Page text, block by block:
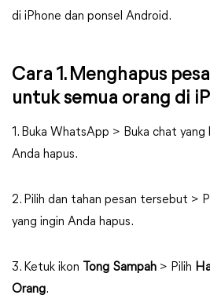
di iPhone dan ponsel Android.
Cara 1. Menghapus
untuk semua orang di
1. Buka WhatsApp > Buka chat yang
Anda hapus.
2. Pilih dan tahan pesan tersebut >
yang ingin Anda hapus.
3. Ketuk ikon Tong Sampah > Pilih
Orang.